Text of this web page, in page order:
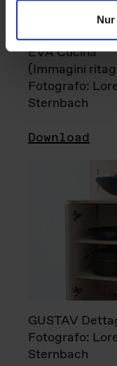
EVA Cucina
(Immagini
Fotografo:
Sternbach
Download
GUSTAV
Fotografo:
Sternbach